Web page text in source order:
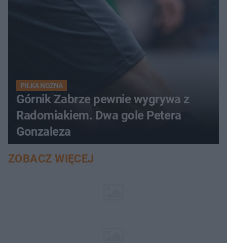
PIŁKA NOŻNA
Górnik Zabrze pewnie wygrywa z
Radomiakiem. Dwa gole Petera
Gonzaleza
ZOBACZ WIĘCEJ